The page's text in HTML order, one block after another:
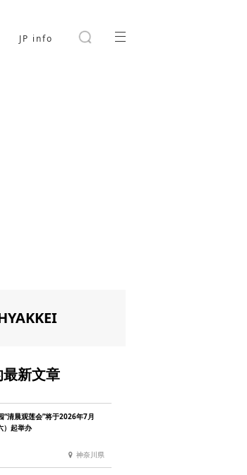
JP info
最新文章
“清晨观莲会”将于2026年7月
）起举办
神奈川県